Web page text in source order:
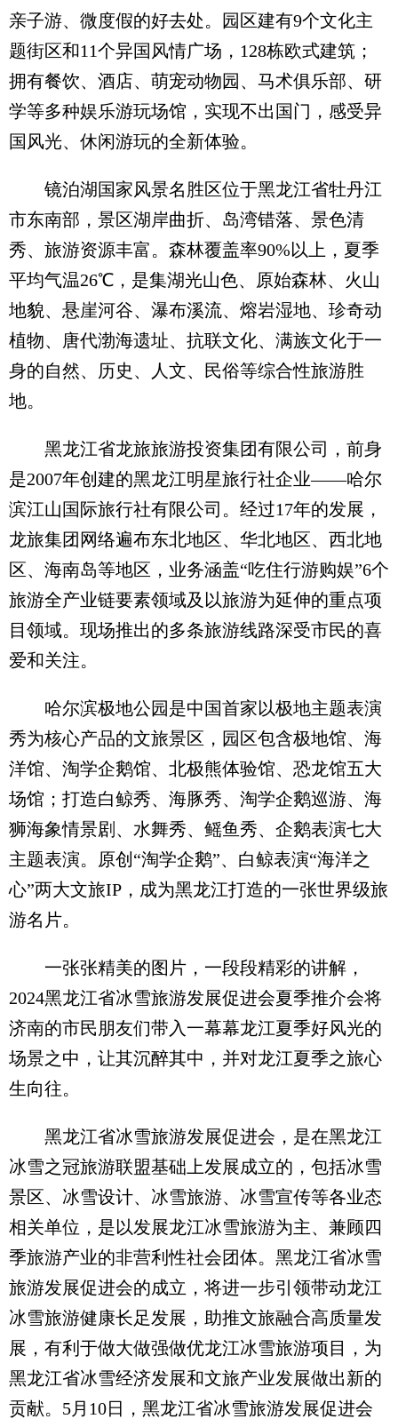
亲子游、微度假的好去处。园区建有9个文化主
题街区和11个异国风情广场，128栋欧式建筑；
拥有餐饮、酒店、萌宠动物园、马术俱乐部、研
学等多种娱乐游玩场馆，实现不出国门，感受异
国风光、休闲游玩的全新体验。
镜泊湖国家风景名胜区位于黑龙江省牡丹江
市东南部，景区湖岸曲折、岛湾错落、景色清
秀、旅游资源丰富。森林覆盖率90%以上，夏季
平均气温26℃，是集湖光山色、原始森林、火山
地貌、悬崖河谷、瀑布溪流、熔岩湿地、珍奇动
植物、唐代渤海遗址、抗联文化、满族文化于一
身的自然、历史、人文、民俗等综合性旅游胜
地。
黑龙江省龙旅旅游投资集团有限公司，前身
是2007年创建的黑龙江明星旅行社企业——哈尔
滨江山国际旅行社有限公司。经过17年的发展，
龙旅集团网络遍布东北地区、华北地区、西北地
区、海南岛等地区，业务涵盖“吃住行游购娱”6个
旅游全产业链要素领域及以旅游为延伸的重点项
目领域。现场推出的多条旅游线路深受市民的喜
爱和关注。
哈尔滨极地公园是中国首家以极地主题表演
秀为核心产品的文旅景区，园区包含极地馆、海
洋馆、淘学企鹅馆、北极熊体验馆、恐龙馆五大
场馆；打造白鲸秀、海豚秀、淘学企鹅巡游、海
狮海象情景剧、水舞秀、鳐鱼秀、企鹅表演七大
主题表演。原创“淘学企鹅”、白鲸表演“海洋之
心”两大文旅IP，成为黑龙江打造的一张世界级旅
游名片。
一张张精美的图片，一段段精彩的讲解，
2024黑龙江省冰雪旅游发展促进会夏季推介会将
济南的市民朋友们带入一幕幕龙江夏季好风光的
场景之中，让其沉醉其中，并对龙江夏季之旅心
生向往。
黑龙江省冰雪旅游发展促进会，是在黑龙江
冰雪之冠旅游联盟基础上发展成立的，包括冰雪
景区、冰雪设计、冰雪旅游、冰雪宣传等各业态
相关单位，是以发展龙江冰雪旅游为主、兼顾四
季旅游产业的非营利性社会团体。黑龙江省冰雪
旅游发展促进会的成立，将进一步引领带动龙江
冰雪旅游健康长足发展，助推文旅融合高质量发
展，有利于做大做强做优龙江冰雪旅游项目，为
黑龙江省冰雪经济发展和文旅产业发展做出新的
贡献。5月10日，黑龙江省冰雪旅游发展促进会